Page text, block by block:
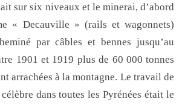
sur six niveaux et le minerai, d’abord
« Decauville » (rails et wagonnets)
par câbles et bennes jusqu’au
1901 et 1919 plus de 60 000 tonnes
arrachées à la montagne. Le travail de
dans toutes les Pyrénées était le